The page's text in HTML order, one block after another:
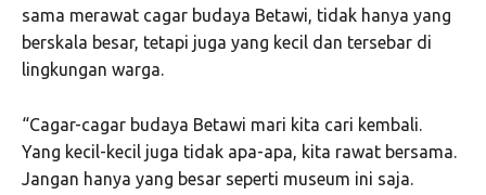
sama merawat cagar budaya Betawi, tidak hanya yang
berskala besar, tetapi juga yang kecil dan tersebar di
lingkungan warga.
“Cagar-cagar budaya Betawi mari kita cari kembali.
Yang kecil-kecil juga tidak apa-apa, kita rawat bersama.
Jangan hanya yang besar seperti museum ini saja.